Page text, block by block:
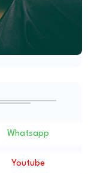
Whatsapp
Youtube